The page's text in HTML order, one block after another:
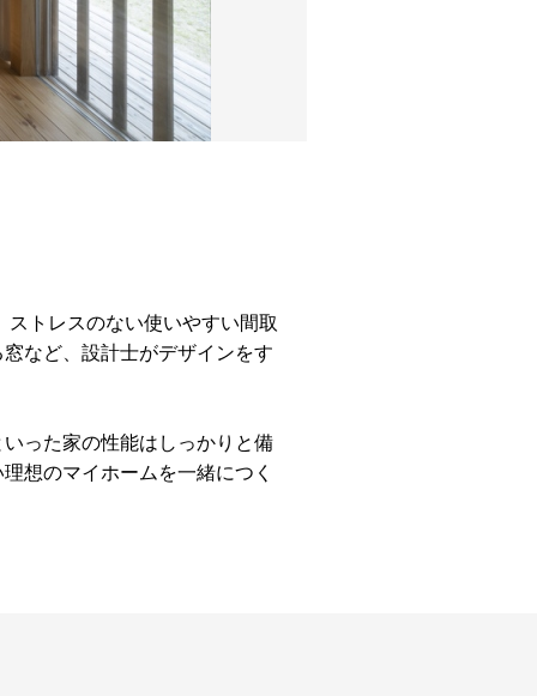
トレスのない使いやすい間取
など、設計士がデザインをす
った家の性能はしっかりと備
想のマイホームを一緒につく